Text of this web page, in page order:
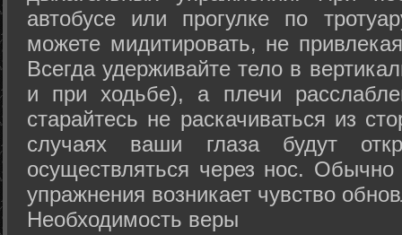
автобусе или прогулке по
можете мидитировать, не
Всегда удерживайте тело в
и при ходьбе), а плечи
старайтесь не раскачиваться из
случаях ваши глаза будут
осуществляться через нос. Обычно
упражнения возникает чувство
Необходимость веры